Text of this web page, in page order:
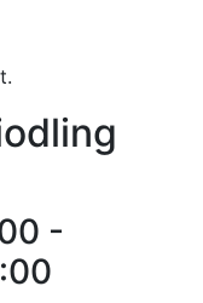
-